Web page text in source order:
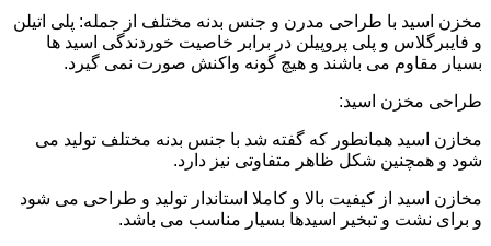
مخزن اسید با طراحی مدرن و جنس بدنه مختلف از جمله: پلی اتیلن
و فایبرگلاس و پلی پروپیلن در برابر خاصیت خوردندگی اسید ها
بسیار مقاوم می باشند و هیچ گونه واکنش صورت نمی گیرد.
طراحی مخزن اسید:
مخازن اسید همانطور که گفته شد با جنس بدنه مختلف تولید می
شود و همچنین شکل ظاهر متفاوتی نیز دارد.
مخازن اسید از کیفیت بالا و کاملا استاندار تولید و طراحی می شود
و برای نشت و تبخیر اسیدها بسیار مناسب می باشد.